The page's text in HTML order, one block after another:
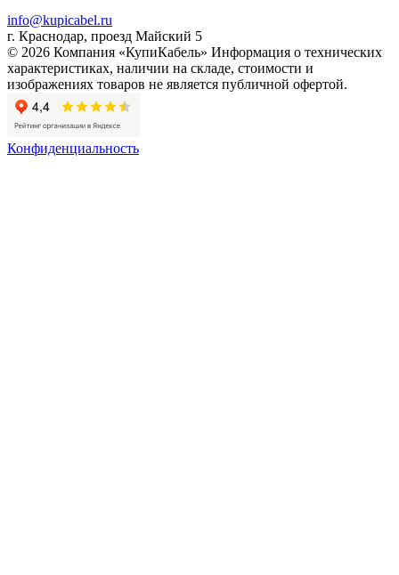
info@kupicabel.ru
г. Краснодар, проезд Майский 5
© 2026 Компания «КупиКабель» Информация о технических
характеристиках, наличии на складе, стоимости и
изображениях товаров не является публичной офертой.
Конфиденциальность